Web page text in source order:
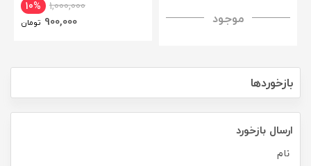
H+ Anti-explosion Tempered
موجود
10% 1,000,000
900,000 تومان
بازخوردها
ارسال بازخورد
نام